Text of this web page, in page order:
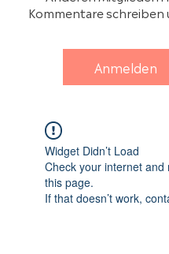
Kommentare schreiben
Anmelden
Widget Didn’t Load
Check your internet and
this page.
If that doesn’t work,